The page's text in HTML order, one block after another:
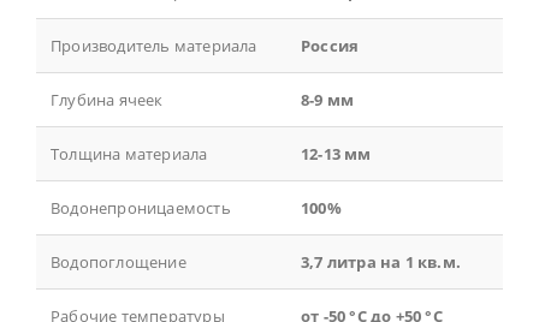
Производитель материала Россия
Глубина ячеек 8-9 мм
Толщина материала 12-13 мм
Водонепроницаемость 100%
Водопоглощение 3,7 литра на 1 кв.м.
Рабочие температуры от -50 °С до +50 °С